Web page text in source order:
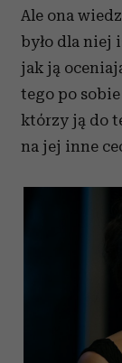
Ale ona
było dla niej
jak ją
tego po
którzy ją do
na jej inne